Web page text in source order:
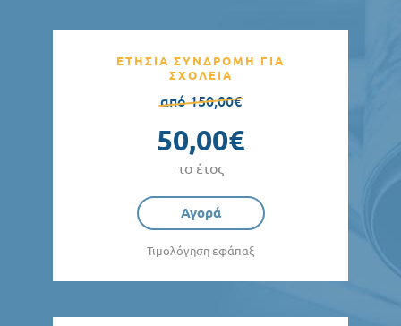
ΕΤΗΣΙΑ ΣΥΝΔΡΟΜΗ ΓΙΑ
ΣΧΟΛΕΙΑ
από 150,00€
50,00€
το έτος
Αγορά
Τιμολόγηση εφάπαξ